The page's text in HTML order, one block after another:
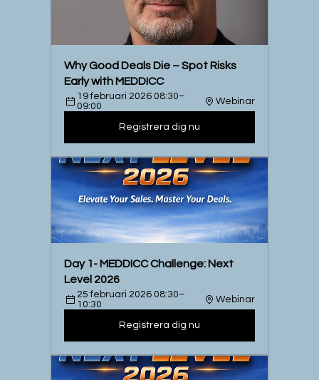
Why Good Deals Die – Spot Risks
Early with MEDDICC
19 februari 2026 08:30–
09:00
Webinar
Registrera dig nu
Day 1- MEDDICC Challenge: Next
Level 2026
25 februari 2026 08:30–
10:30
Webinar
Registrera dig nu